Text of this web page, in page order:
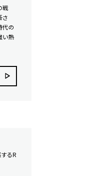
戦
さ
の
い熱
るR